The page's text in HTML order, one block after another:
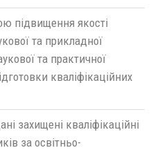
підвищення якості
та прикладної
та практичної
кваліфікаційних
захищені кваліфікаційні
за освітньо-